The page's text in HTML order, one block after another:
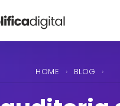
HOME › BLOG ›